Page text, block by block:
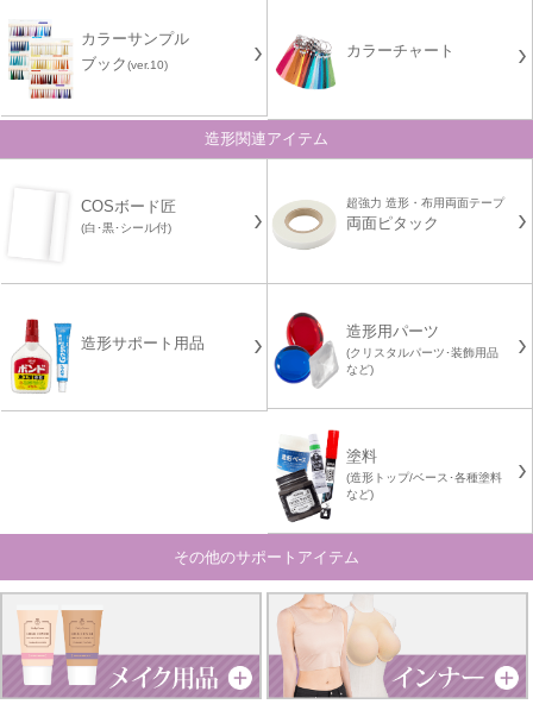
カラーサンプル
ブック(ver.10)
カラーチャート
造形関連アイテム
COSボード匠
(白･黒･シール付)
超強力 造形・布用両面テープ
両面ピタック
造形サポート用品
造形用パーツ
(クリスタルパーツ･装飾用品
など)
塗料
(造形トップ/ベース･各種塗料
など)
その他のサポートアイテム